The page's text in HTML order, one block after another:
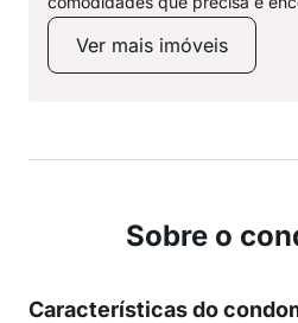
Ver mais imóveis
Sobre o
Características do